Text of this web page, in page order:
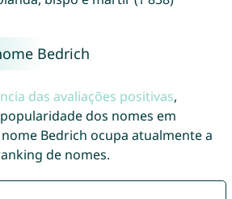
Bedrich
das avaliações positivas,
dos nomes em
Bedrich ocupa atualmente a
de nomes.